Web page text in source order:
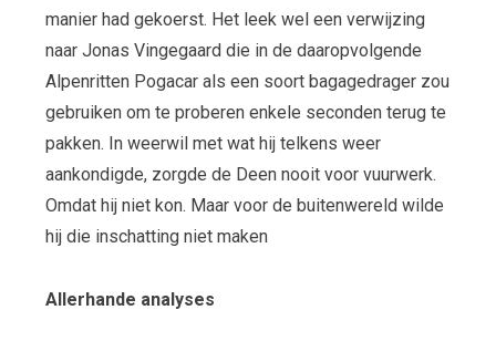
manier had gekoerst. Het leek wel een verwijzing
naar Jonas Vingegaard die in de daaropvolgende
Alpenritten Pogacar als een soort bagagedrager zou
gebruiken om te proberen enkele seconden terug te
pakken. In weerwil met wat hij telkens weer
aankondigde, zorgde de Deen nooit voor vuurwerk.
Omdat hij niet kon. Maar voor de buitenwereld wilde
hij die inschatting niet maken
Allerhande analyses